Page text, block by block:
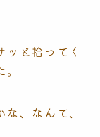
と拾ってく
、なんて、